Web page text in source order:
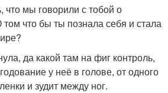
мы говорили с тобой о
что бы ты познала себя и стала
да какой там на фиг контроль,
у неё в голове, от одного
и зудит между ног.